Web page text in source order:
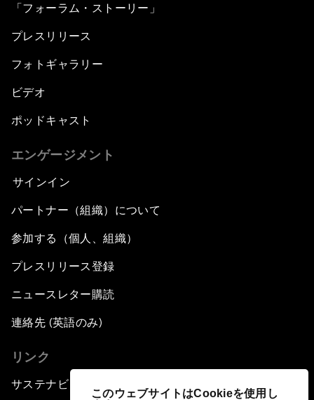
このウェブサイトはCookieを使用し
「フォーラム・ストーリー」
プレスリリース
フォトギャラリー
ビデオ
ポッドキャスト
エンゲージメント
サインイン
パートナー（組織）について
参加する（個人、組織）
プレスリリース登録
ニュースレター購読
連絡先 (英語のみ)
リンク
サステナビリティへの取り組み